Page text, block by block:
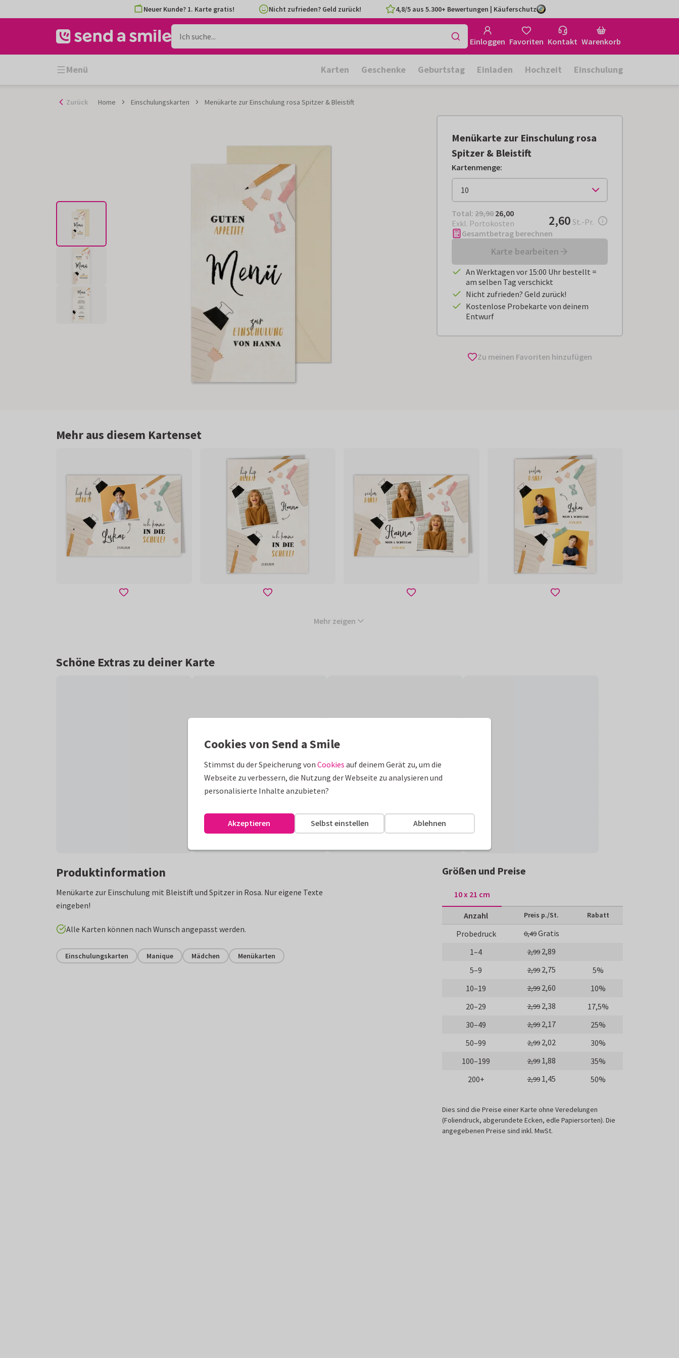
Inhalt
Neuer Kunde? 1. Karte gratis! Nicht zufrieden? Geld zurück! 4,8/5 aus 5.300+ Bewertungen | Käuferschutz
Einloggen Favoriten Kontakt Warenkorb
Menü Karten Geschenke Geburtstag Einladen Hochzeit Einschulung
Zurück Home Einschulungskarten Menükarte zur Einschulung rosa Spitzer & Bleistift
Menükarte zur Einschulung rosa
Spitzer & Bleistift
Kartenmenge:
Total: € 26,00
Total: 29,90 26,00
Exkl. Portokosten
€ 2,60pro Stück
2,60 St.-Pr.
Gesamtbetrag berechnen
Karte bearbeiten
An Werktagen vor 15:00 Uhr bestellt =
am selben Tag verschickt
Nicht zufrieden? Geld zurück!
Kostenlose Probekarte von deinem
Entwurf
Zu meinen Favoriten hinzufügen
Mehr aus diesem Kartenset
Mehr zeigen
Schöne Extras zu deiner Karte
Produktinformation
Menükarte zur Einschulung mit Bleistift und Spitzer in Rosa. Nur eigene Texte
eingeben!
Alle Karten können nach Wunsch angepasst werden.
Einschulungskarten Manique Mädchen Menükarten
Größen und Preise
10 x 21 cm
Anzahl Preis p./St. Rabatt
Probedruck 0,49Gratis
1–4
2,99 2,89
5–9
2,99 2,75
5%
10–19
2,99 2,60
10%
20–29
2,99 2,38
17,5%
30–49
2,99 2,17
25%
50–99
2,99 2,02
30%
100–199
2,99 1,88
35%
200+
2,99 1,45 50%
Dies sind die Preise einer Karte ohne Veredelungen
(Foliendruck, abgerundete Ecken, edle Papiersorten). Die
angegebenen Preise sind inkl. MwSt.
Cookies von Send a Smile
Stimmst du der Speicherung von Cookies auf deinem Gerät zu, um die
Webseite zu verbessern, die Nutzung der Webseite zu analysieren und
personalisierte Inhalte anzubieten?
Ablehnen
Selbst einstellen
Akzeptieren